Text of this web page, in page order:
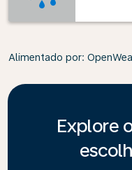
Alimentado por:
Explore